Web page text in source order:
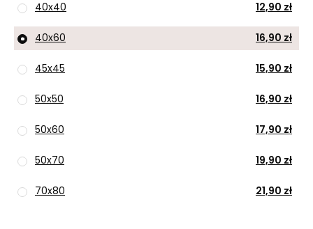
40x40 12,90 zł
40x60 16,90 zł
45x45 15,90 zł
50x50 16,90 zł
50x60 17,90 zł
50x70 19,90 zł
70x80 21,90 zł